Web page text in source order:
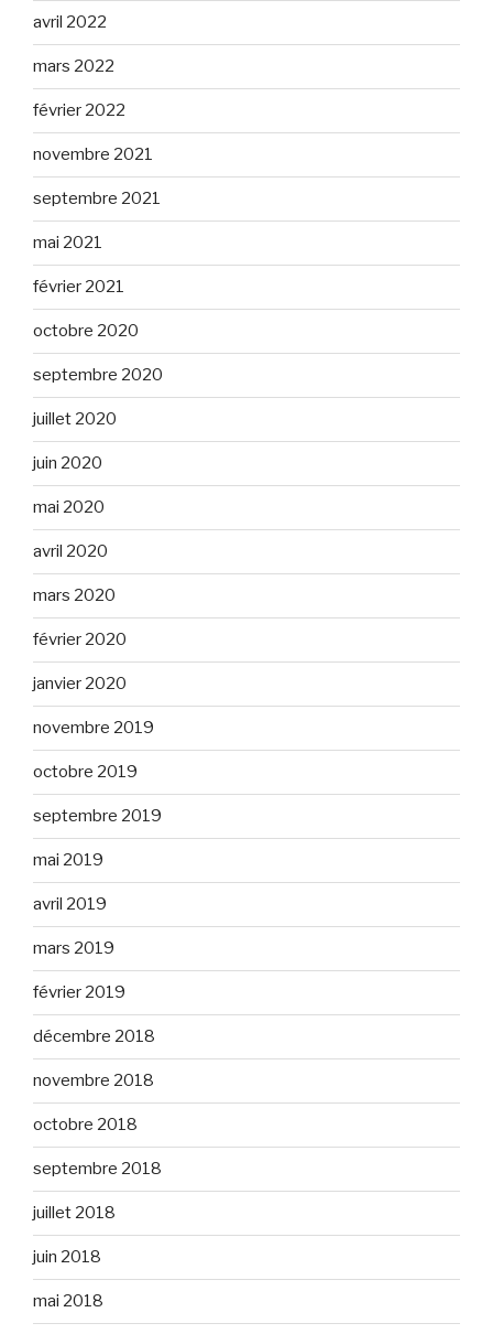
avril 2022
mars 2022
février 2022
novembre 2021
septembre 2021
mai 2021
février 2021
octobre 2020
septembre 2020
juillet 2020
juin 2020
mai 2020
avril 2020
mars 2020
février 2020
janvier 2020
novembre 2019
octobre 2019
septembre 2019
mai 2019
avril 2019
mars 2019
février 2019
décembre 2018
novembre 2018
octobre 2018
septembre 2018
juillet 2018
juin 2018
mai 2018